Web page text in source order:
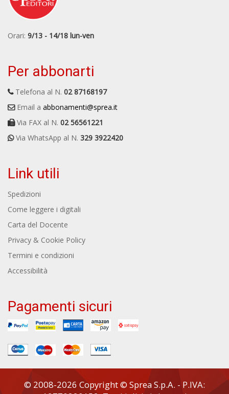
Orari: 9/13 - 14/18 lun-ven
Per abbonarti
Telefona al N. 02 87168197
Email a abbonamenti@sprea.it
Via FAX al N. 02 56561221
Via WhatsApp al N. 329 3922420
Link utili
Spedizioni
Come leggere i digitali
Carta del Docente
Privacy & Cookie Policy
Termini e condizioni
Accessibilità
Pagamenti sicuri
© 2008-2026 Copyright © Sprea S.p.A. - P.IVA: